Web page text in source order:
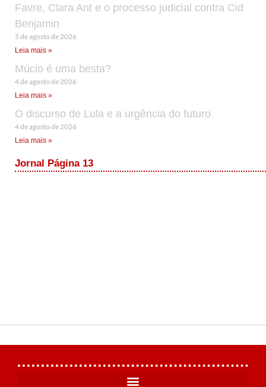
Favre, Clara Ant e o processo judicial contra Cid
Benjamin
5 de agosto de 2026
Leia mais »
Múcio é uma besta?
4 de agosto de 2026
Leia mais »
O discurso de Lula e a urgência do futuro
4 de agosto de 2026
Leia mais »
Jornal Página 13